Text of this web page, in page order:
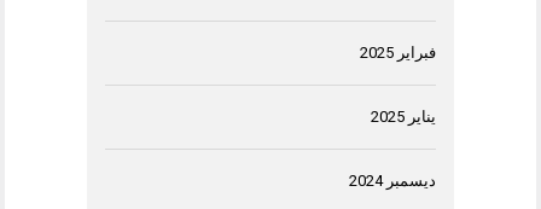
فبراير 2025
يناير 2025
ديسمبر 2024